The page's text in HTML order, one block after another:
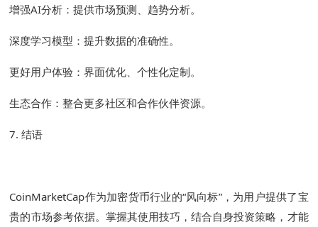
增强AI分析：提供市场预测、趋势分析。
深度学习模型：提升数据的准确性。
更好用户体验：界面优化、个性化定制。
生态合作：整合更多社区和合作伙伴资源。
7. 结语
CoinMarketCap作为加密货币行业的“风向标”，为用户提供了宝
贵的市场参考依据。掌握其使用技巧，结合自身投资策略，才能